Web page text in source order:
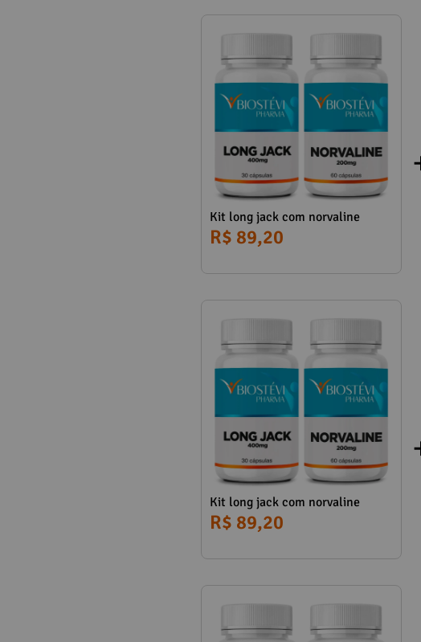
Kit long jack com norvaline
R$ 89,20
Kit long jack com norvaline
R$ 89,20